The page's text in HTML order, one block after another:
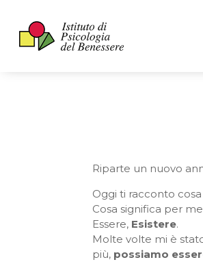
Riparte un nuovo
Oggi ti racconto
Cosa significa per me
Essere, Esistere.
Molte volte mi è
più, possiamo